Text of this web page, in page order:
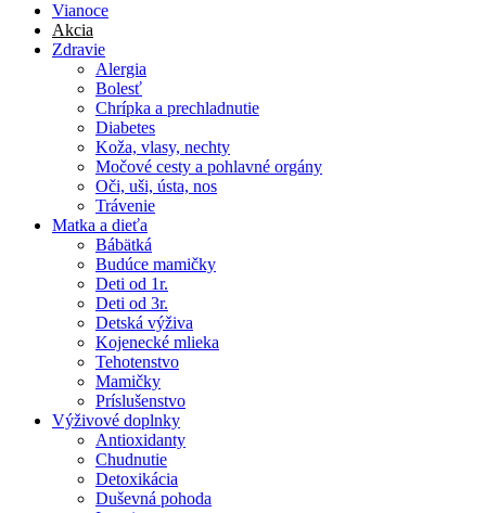
Vianoce
Akcia
Zdravie
Alergia
Bolesť
Chrípka a prechladnutie
Diabetes
Koža, vlasy, nechty
Močové cesty a pohlavné orgány
Oči, uši, ústa, nos
Trávenie
Matka a dieťa
Bábätká
Budúce mamičky
Deti od 1r.
Deti od 3r.
Detská výživa
Kojenecké mlieka
Tehotenstvo
Mamičky
Príslušenstvo
Výživové doplnky
Antioxidanty
Chudnutie
Detoxikácia
Duševná pohoda